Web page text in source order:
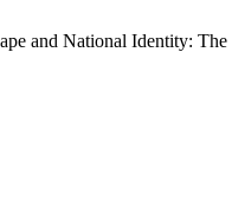
and National Identity: The